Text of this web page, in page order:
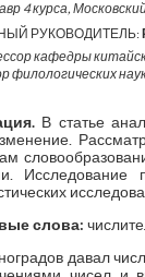
4 курса,
РУКОВОДИТЕЛЬ:
кафедры
филологических
В статье
Исследование
слова:
давал